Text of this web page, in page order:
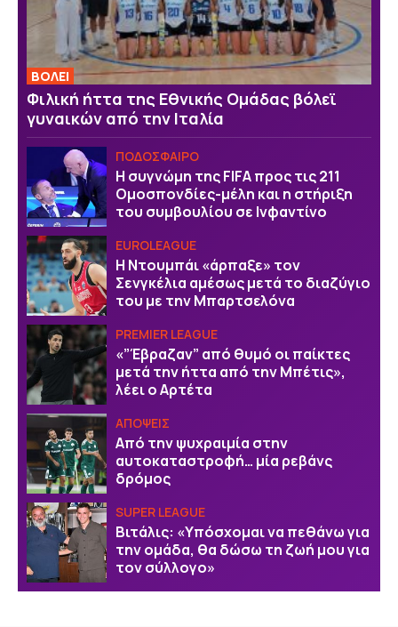
ΒOΛΕΙ
Φιλική ήττα της Εθνικής Ομάδας βόλεϊ
γυναικών από την Ιταλία
ΠΟΔΟΣΦΑΙΡΟ
Η συγνώμη της FIFA προς τις 211
Ομοσπονδίες-μέλη και η στήριξη
του συμβουλίου σε Ινφαντίνο
EUROLEAGUE
Η Ντουμπάι «άρπαξε» τον
Σενγκέλια αμέσως μετά το διαζύγιο
του με την Μπαρτσελόνα
PREMIER LEAGUE
«”Έβραζαν” από θυμό οι παίκτες
μετά την ήττα από την Μπέτις»,
λέει ο Αρτέτα
ΑΠΟΨΕΙΣ
Από την ψυχραιμία στην
αυτοκαταστροφή… μία ρεβάνς
δρόμος
SUPER LEAGUE
Βιτάλις: «Υπόσχομαι να πεθάνω για
την ομάδα, θα δώσω τη ζωή μου για
τον σύλλογο»